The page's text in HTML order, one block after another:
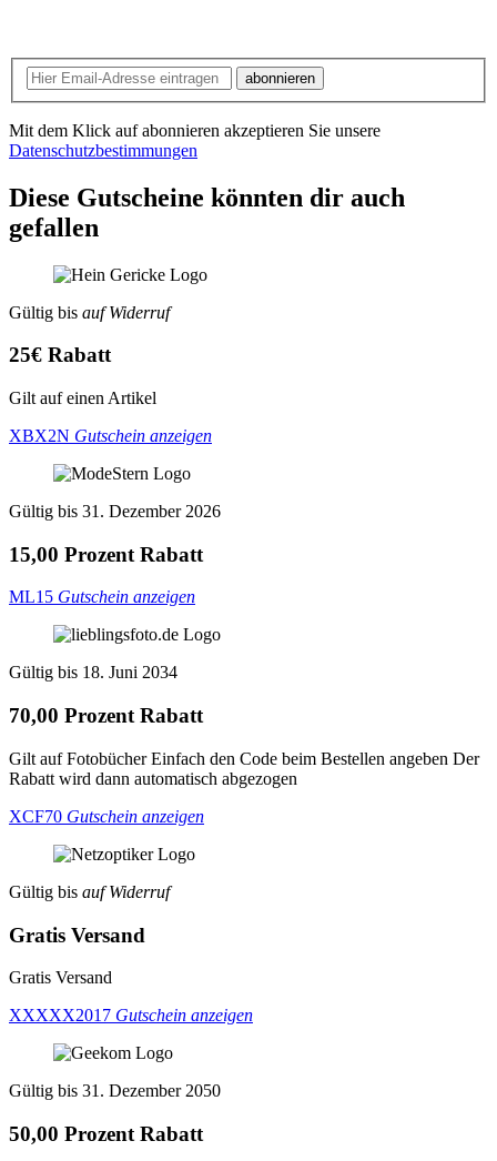
abonnieren
Mit dem Klick auf abonnieren akzeptieren Sie unsere
Datenschutzbestimmungen
Diese Gutscheine könnten dir auch
gefallen
Gültig bis auf Widerruf
25€ Rabatt
Gilt auf einen Artikel
XBX2N Gutschein anzeigen
Gültig bis 31. Dezember 2026
15,00 Prozent Rabatt
ML15 Gutschein anzeigen
Gültig bis 18. Juni 2034
70,00 Prozent Rabatt
Gilt auf Fotobücher Einfach den Code beim Bestellen angeben Der
Rabatt wird dann automatisch abgezogen
XCF70 Gutschein anzeigen
Gültig bis auf Widerruf
Gratis Versand
Gratis Versand
XXXXX2017 Gutschein anzeigen
Gültig bis 31. Dezember 2050
50,00 Prozent Rabatt